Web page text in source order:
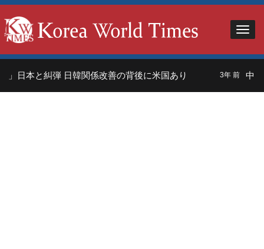
日本と糾弾 日韓関係改善の背後に米国あり 3年 前 中国